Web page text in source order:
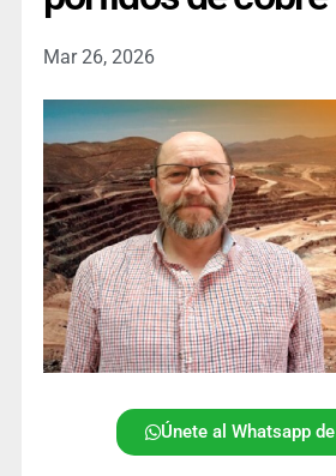
Mar 26, 2026
Únete al Whatsapp